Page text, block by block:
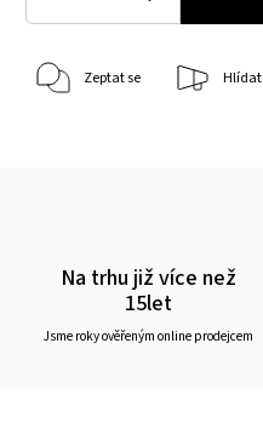
Zeptat se Hlídat
Na trhu již více než
15let
Jsme roky ověřeným online prodejcem